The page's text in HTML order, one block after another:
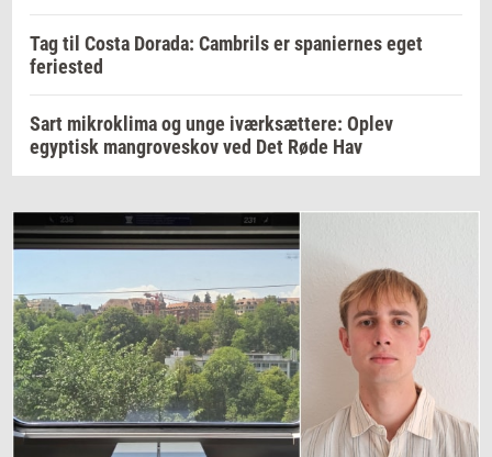
Tag til Costa Dorada: Cambrils er spaniernes eget
feriested
Sart mikroklima og unge iværksættere: Oplev
egyptisk mangroveskov ved Det Røde Hav